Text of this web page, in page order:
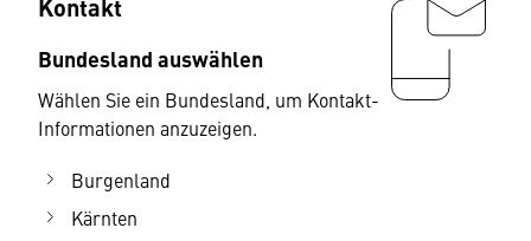
Bundesland auswählen
Wählen Sie ein Bundesland, um Kontakt-
Informationen anzuzeigen.
Burgenland
Kärnten